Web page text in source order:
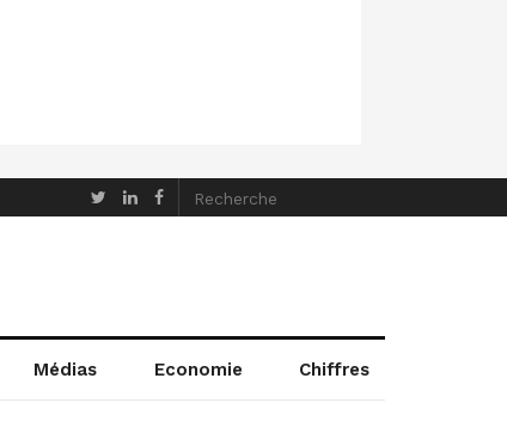
Médias Economie Chiffres